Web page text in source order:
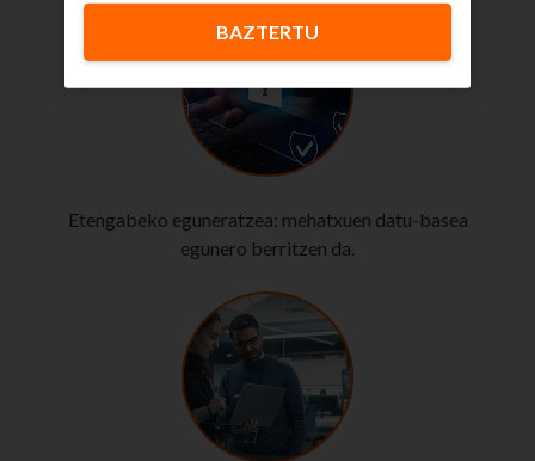
Etengabeko eguneratzea: mehatxuen datu-basea
egunero berritzen da.
BAZTERTU